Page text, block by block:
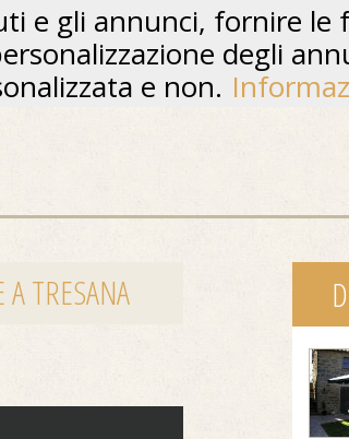
A TRESANA
e gli annunci, fornire le
degli
e non.